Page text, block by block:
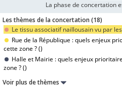
La phase de concertation
Les thèmes de la concertation (18)
Le tissu associatif naillousain vu par
Rue de la République : quels enjeux
cette zone ? ()
Halle et Mairie : quels enjeux
zone ? ()
Voir plus de thèmes